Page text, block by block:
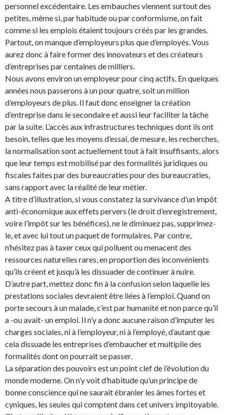
personnel excédentaire. Les embauches viennent surtout des
petites, même si, par habitude ou par conformisme, on fait
comme si les emplois étaient toujours créés par les grandes.
Partout, on manque d’employeurs plus que d’employés. Vous
aurez donc à faire former des innovateurs et des créateurs
d’entreprises par centaines de milliers.
Nous avons environ un employeur pour cinq actifs. En quelques
années nous passerons à un pour quatre, soit un million
d’employeurs de plus. Il faut donc enseigner la création
d’entreprise dans le secondaire et aussi leur faciliter la tâche
par la suite. L’accès aux infrastructures techniques dont ils ont
besoin, telles que les moyens d’essai, de mesure, les recherches,
la normalisation sont actuellement tout à fait insuffisants, alors
que leur temps est mobilisé par des formalités juridiques ou
fiscales faites par des bureaucraties pour des bureaucraties,
sans rapport avec la réalité de leur métier.
A titre d’illustration, si vous constatez la survivance d’un impôt
anti-économique aux effets pervers (le droit d’enregistrement,
voire l’impôt sur les bénéfices), ne le diminuez pas, supprimez-
le, et avec lui tout un paquet de formulaires. Par contre,
n’hésitez pas à taxer ceux qui polluent ou menacent des
ressources naturelles rares, en proportion des inconvénients
qu’ils créent et jusqu’à les dissuader de continuer à nuire.
D’autre part, mettez donc fin à la confusion selon laquelle les
prestations sociales devraient être liées à l’emploi. Quand on
porte secours à un malade, c’est par humanité et non parce qu’il
a -ou avait- un emploi. Il n’y a donc aucune raison d’imputer les
charges sociales, ni à l’employeur, ni à l’employé, d’autant que
cela dissuade les entreprises d’embaucher et multiplie des
formalités dont on pourrait se passer.
La séparation des pouvoirs est un point clef de l’évolution du
monde moderne. On n’y voit d’habitude qu’un principe de
bonne conscience qui ne saurait ébranler les âmes fortes et
cyniques, les seules qui comptent dans cet univers impitoyable.